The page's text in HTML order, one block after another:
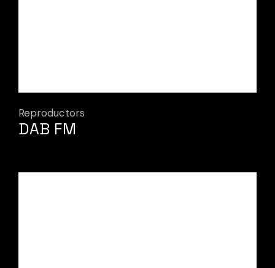
Reproductors
DAB FM